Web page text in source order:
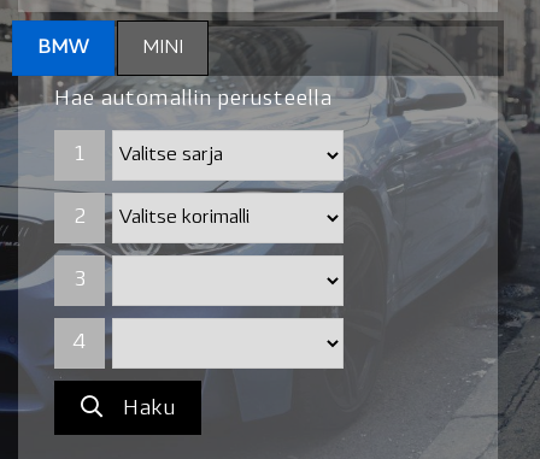
BMW MINI
Hae automallin perusteella
1
1
2
2
3
4
Haku